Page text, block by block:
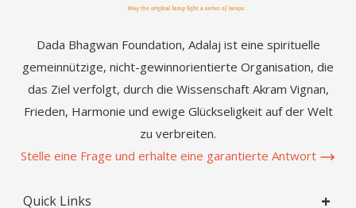
Dada Bhagwan Foundation, Adalaj ist eine spirituelle
gemeinnützige, nicht-gewinnorientierte Organisation, die
das Ziel verfolgt, durch die Wissenschaft Akram Vignan,
Frieden, Harmonie und ewige Glückseligkeit auf der Welt
zu verbreiten.
Stelle eine Frage und erhalte eine garantierte Antwort
Quick Links